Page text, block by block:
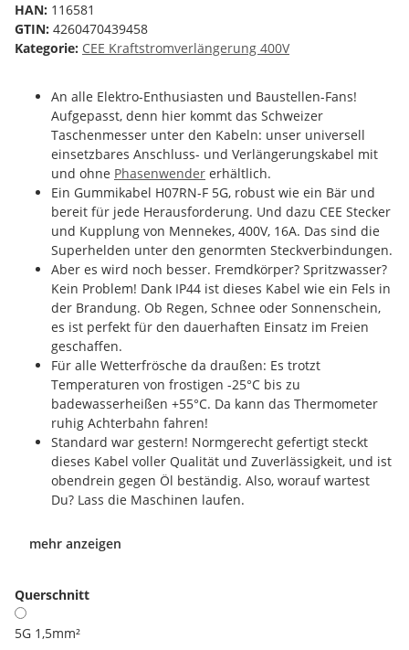
HAN: 116581
GTIN: 4260470439458
Kategorie: CEE Kraftstromverlängerung 400V
An alle Elektro-Enthusiasten und Baustellen-Fans!
Aufgepasst, denn hier kommt das Schweizer
Taschenmesser unter den Kabeln: unser universell
einsetzbares Anschluss- und Verlängerungskabel mit
und ohne Phasenwender erhältlich.
Ein Gummikabel H07RN-F 5G, robust wie ein Bär und
bereit für jede Herausforderung. Und dazu CEE Stecker
und Kupplung von Mennekes, 400V, 16A. Das sind die
Superhelden unter den genormten Steckverbindungen.
Aber es wird noch besser. Fremdkörper? Spritzwasser?
Kein Problem! Dank IP44 ist dieses Kabel wie ein Fels in
der Brandung. Ob Regen, Schnee oder Sonnenschein,
es ist perfekt für den dauerhaften Einsatz im Freien
geschaffen.
Für alle Wetterfrösche da draußen: Es trotzt
Temperaturen von frostigen -25°C bis zu
badewasserheißen +55°C. Da kann das Thermometer
ruhig Achterbahn fahren!
Standard war gestern! Normgerecht gefertigt steckt
dieses Kabel voller Qualität und Zuverlässigkeit, und ist
obendrein gegen Öl beständig. Also, worauf wartest
Du? Lass die Maschinen laufen.
mehr anzeigen
Querschnitt
5G 1,5mm²